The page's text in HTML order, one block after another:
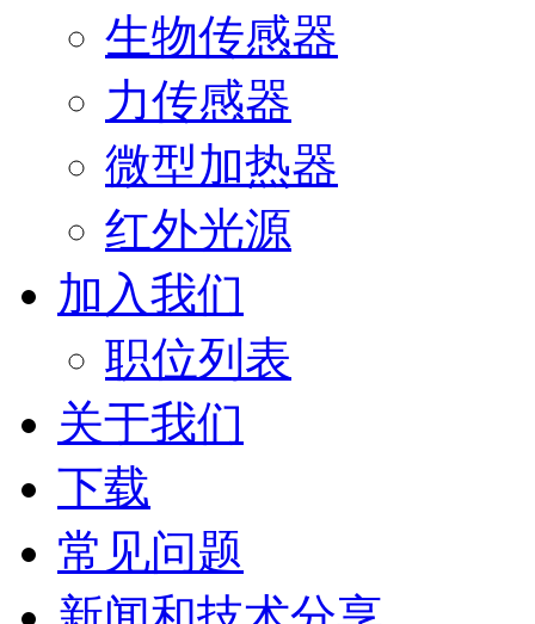
生物传感器
力传感器
微型加热器
红外光源
加入我们
职位列表
关于我们
下载
常见问题